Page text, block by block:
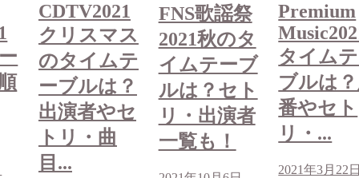
FNS歌謡祭
2021秋のタ
イムテーブ
ルは？セト
リ・出演者
一覧も！
Premium
Music2021
タイムテー
ブルは？順
番やセト
リ・...
2021年3月22日
クリス
のタイ
ーブル
出演者
トリ・曲
目...